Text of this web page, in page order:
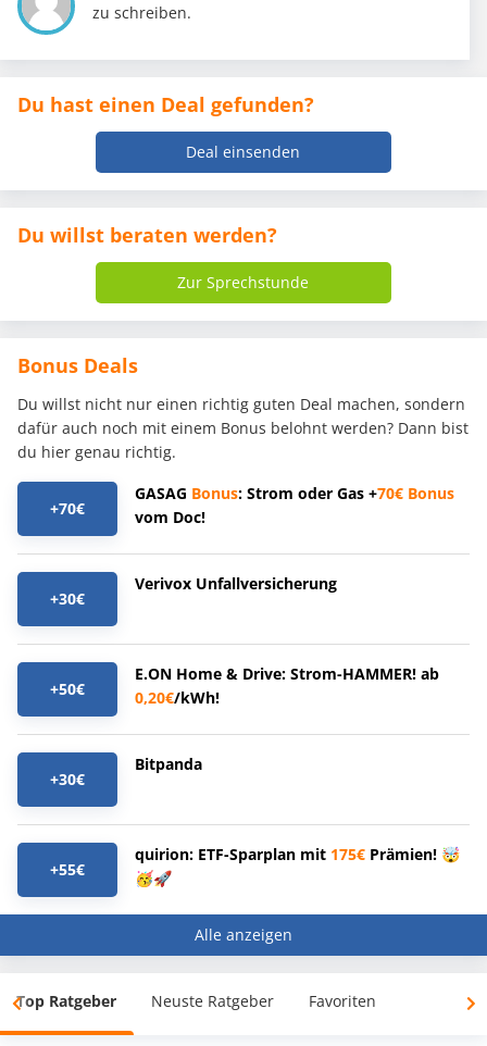
zu schreiben.
Du hast einen Deal gefunden?
Deal einsenden
Du willst beraten werden?
Zur Sprechstunde
Bonus Deals
Du willst nicht nur einen richtig guten Deal machen, sondern
dafür auch noch mit einem Bonus belohnt werden? Dann bist
du hier genau richtig.
+70€
GASAG Bonus: Strom oder Gas +70€ Bonus
vom Doc!
+30€
Verivox Unfallversicherung
+50€
E.ON Home & Drive: Strom-HAMMER! ab
0,20€/kWh!
+30€
Bitpanda
+55€
quirion: ETF-Sparplan mit 175€ Prämien! 🤯
🥳🚀
Alle anzeigen
Top Ratgeber Neuste Ratgeber Favoriten